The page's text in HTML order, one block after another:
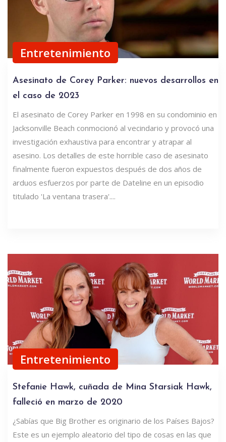
Entretenimiento
Asesinato de Corey Parker: nuevos desarrollos en
el caso de 2023
El asesinato de Corey Parker en 1998 en su condominio en
Jacksonville Beach conmocionó al vecindario y provocó una
investigación exhaustiva para encontrar y atrapar al
asesino. Los detalles de este horrible caso de asesinato
finalmente fueron expuestos después de dos años de
arduos esfuerzos por parte de Dateline en un episodio
titulado 'La ventana trasera'....
Entretenimiento
Stefanie Hawk, cuñada de Mina Starsiak Hawk,
falleció en marzo de 2020
¿Sabías que Big Brother es originario de los Países Bajos?
Este es un ejemplo aleatorio del tipo de cosas en las que